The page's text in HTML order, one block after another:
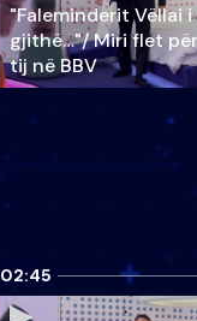
"Faleminderit Vëllai
gjithë…"/ Miri flet
tij në BBV
02:45